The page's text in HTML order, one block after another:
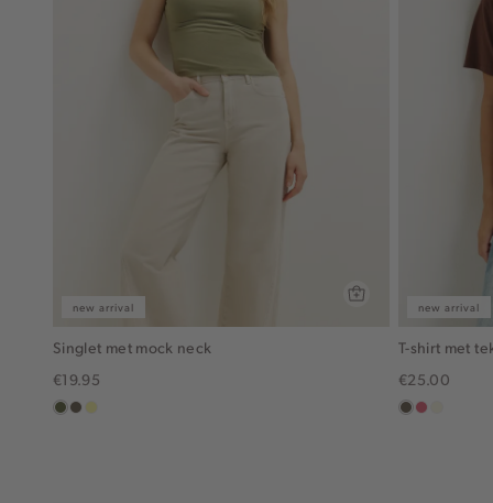
new arrival
Singlet met mock neck
€19.95
groen,
middenbruin
lichtgeel
new arrival
T-shirt met
€25.00
middenbruin
rose,